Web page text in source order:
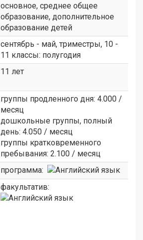
основное, среднее общее
образование, дополнительное
образование детей
сентябрь - май, триместры, 10 -
11 классы: полугодия
11 лет
группы продленного дня: 4.000 /
месяц
дошкольные группы, полный
день: 4.050 / месяц
группы кратковременного
пребывания: 2.100 / месяц
программа:
факультатив: